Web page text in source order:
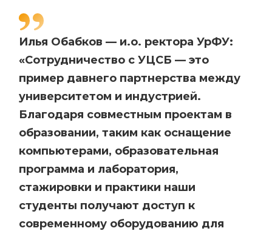
Илья Обабков — и.о. ректора УрФУ:
«Сотрудничество с УЦСБ — это
пример давнего партнерства между
университетом и индустрией.
Благодаря совместным проектам в
образовании, таким как оснащение
компьютерами, образовательная
программа и лаборатория,
стажировки и практики наши
студенты получают доступ к
современному оборудованию для